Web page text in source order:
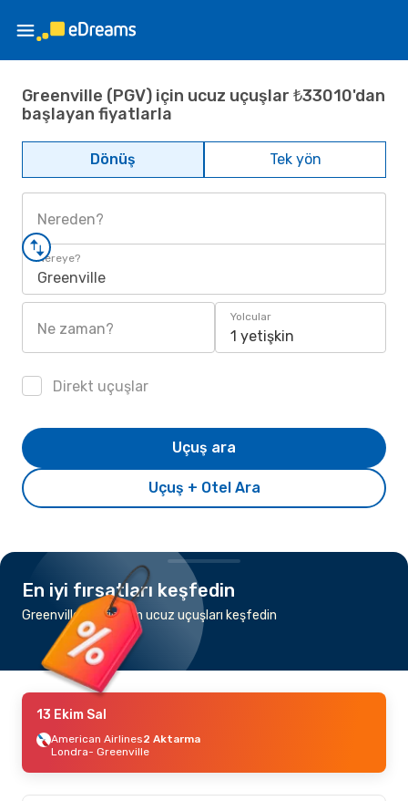
Greenville (PGV) için ucuz uçuşlar ₺33010'dan
başlayan fiyatlarla
Dönüş Tek yön
Nereden?
Nereye?
Greenville
Ne zaman?
Yolcular
1 yetişkin
Direkt uçuşlar
Uçuş + Otel Ara
Uçuş ara
En iyi fırsatları keşfedin
Greenville şehrine en ucuz uçuşları keşfedin
13 Ekim Sal
American Airlines2 Aktarma
Londra- Greenville